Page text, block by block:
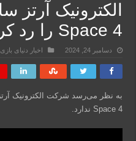
Space 4 را رد کرده است
دسامبر 24, 2024 اخبار دنیای بازی
Space 4 ندارد.